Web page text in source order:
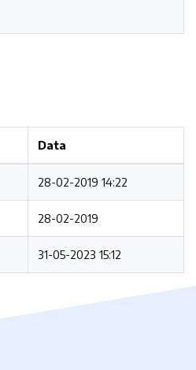
Data
28-02-2019 14:22
28-02-2019
31-05-2023 15:12